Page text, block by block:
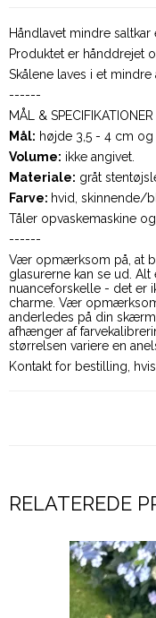
Håndlavet mindre
Produktet er hånddrejet
Skålene laves i et mindre
------
MÅL & SPECIFIKATIONER
Mål: højde 3,5 - 4 cm
Volume: ikke angivet.
Materiale: gråt
Farve: hvid, skinnende/
Tåler opvaskemaskine
------
Vær opmærksom på, at
glasurerne kan se ud.
nuanceforskelle - det er
charme. Vær
anderledes på din
afhænger af
størrelsen variere en
Kontakt for bestilling,
RELATEREDE